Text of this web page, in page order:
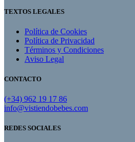
TEXTOS LEGALES
Política de Cookies
Política de Privacidad
Términos y Condiciones
Aviso Legal
CONTACTO
(+34) 962 19 17 86
info@vistiendobebes.com
REDES SOCIALES